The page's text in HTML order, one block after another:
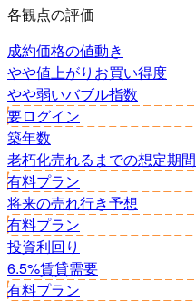
各観点の評価
成約価格の値動き
やや値上がり お買い得度
やや弱いバブル指数
要ログイン
築年数
老朽化売れるまでの想定期間
有料プラン
将来の売れ行き予想
有料プラン
投資利回り
6.5%賃貸需要
有料プラン